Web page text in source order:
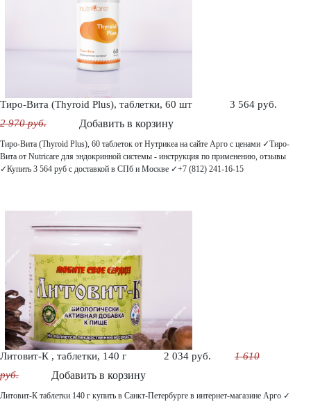
Тиро-Вита (Thyroid Plus), таблетки, 60 шт
3 564 руб.
2 970 руб.
Добавить в корзину
Тиро-Вита (Thyroid Plus), 60 таблеток от Нутрикеа на сайте Арго с ценами ✓Тиро-
Вита от Nutricare для эндокринной системы - инструкция по применению, отзывы
✓Купить 3 564 руб с доставкой в СПб и Москве ✓+7 (812) 241-16-15
Литовит-К , таблетки, 140 г 2 034 руб.
1 610
руб.
Добавить в корзину
Литовит-К таблетки 140 г купить в Санкт-Петербурге в интернет-магазине Арго ✓